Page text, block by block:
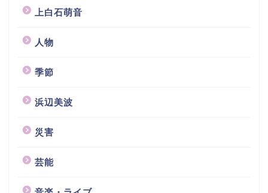
上白石萌音
人物
季節
浜辺美波
災害
芸能